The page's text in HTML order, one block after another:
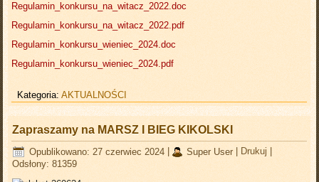
Regulamin_konkursu_na_witacz_2022.doc
Regulamin_konkursu_na_witacz_2022.pdf
Regulamin_konkursu_wieniec_2024.doc
Regulamin_konkursu_wieniec_2024.pdf
Kategoria:AKTUALNOŚCI
Zapraszamy na MARSZ I BIEG KIKOLSKI
Opublikowano: 27 czerwiec 2024 Super User Drukuj
Odsłony: 81359